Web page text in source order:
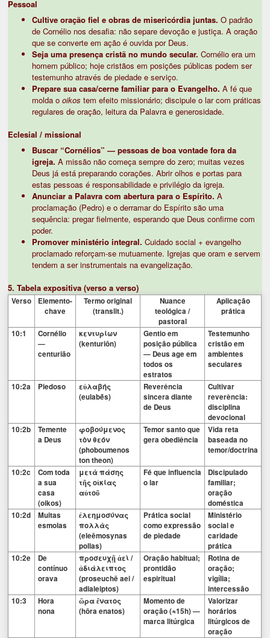
Pessoal
Cultive oração fiel e obras de misericórdia juntas. O padrão
de Cornélio nos desafia: não separe devoção e justiça. A oração
que se converte em ação é ouvida por Deus.
Seja uma presença cristã no mundo secular. Cornélio era um
homem público; hoje cristãos em posições públicas podem ser
testemunho através de piedade e serviço.
Prepare sua casa/cerne familiar para o Evangelho. A fé que
molda ooikos tem efeito missionário; discipule o lar com práticas
regulares de oração, leitura da Palavra e generosidade.
Eclesial / missional
Buscar “Cornélios” — pessoas de boa vontade fora da
igreja. A missão não começa sempre do zero; muitas vezes
Deus já está preparando corações. Abrir olhos e portas para
estas pessoas é responsabilidade e privilégio da igreja.
Anunciar a Palavra com abertura para o Espírito. A
proclamação (Pedro) e o derramar do Espírito são uma
sequência: pregar fielmente, esperando que Deus confirme com
poder.
Promover ministério integral. Cuidado social + evangelho
proclamado reforçam-se mutuamente. Igrejas que oram e servem
tendem a ser instrumentais na evangelização.
5. Tabela expositiva (verso a verso)
Verso
Elemento-
chave
Termo original
(translit.)
Nuance
teológica /
pastoral
Aplicação
prática
10:1
Cornélio
—
centurião
κεντυρίων
(kenturiōn)
Gentio em
posição pública
— Deus age em
todos os
estratos
Testemunho
cristão em
ambientes
seculares
10:2a Piedoso
εὐλαβής
(eulabḗs)
Reverência
sincera diante
de Deus
Cultivar
reverência:
disciplina
devocional
10:2b
Temente
a Deus
φοβούμενος
τὸν θεόν
(phoboumenos
ton theon)
Temor santo que
gera obediência
Vida reta
baseada no
temor/doctrina
10:2c
Com toda
a sua
casa
(oikos)
μετὰ πάσης
τῆς οἰκίας
αὐτοῦ
Fé que influencia
o lar
Discipulado
familiar;
oração
doméstica
10:2d
Muitas
esmolas
ἐλεημοσύνας
πολλὰς
(eleēmosynas
pollas)
Prática social
como expressão
de piedade
Ministério
social e
caridade
prática
10:2e
De
contínuo
orava
προσευχῇ ἀεὶ /
ἀδιάλειπτος
(proseuchē aei /
adialeiptos)
Oração habitual;
prontidão
espiritual
Rotina de
oração;
vigília;
intercessão
10:3
Hora
nona
ὥρα ἔνατος
(hōra enatos)
Momento de
oração (≈15h) —
marca litúrgica
Valorizar
horários
litúrgicos de
oração